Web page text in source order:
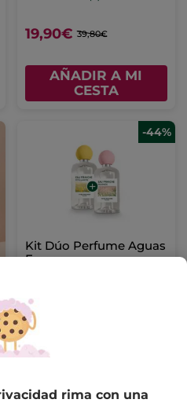
19,90€ 39,80€
AÑADIR A MI
CESTA
-44%
Kit Dúo Perfume Aguas
Frescas
38,99€
CESTA
rima con una